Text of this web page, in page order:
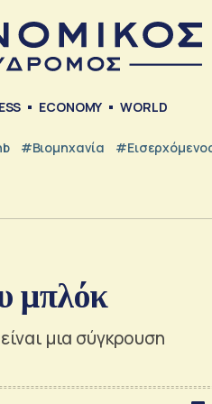
ECONOMY WORLD
#Βιομηχανία
μπλόκ
μια σύγκρουση